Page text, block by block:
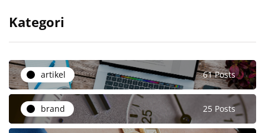
Kategori
artikel 61 Posts
brand 25 Posts